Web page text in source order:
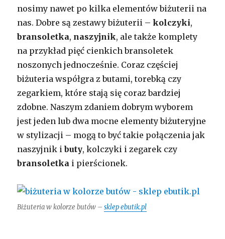
nosimy nawet po kilka elementów biżuterii na
nas. Dobre są zestawy biżuterii –kolczyki,
bransoletka, naszyjnik, ale także komplety
na przykład pięć cienkich bransoletek
noszonych jednocześnie. Coraz częściej
biżuteria współgra z butami, torebką czy
zegarkiem, które stają się coraz bardziej
zdobne. Naszym zdaniem dobrym wyborem
jest jeden lub dwa mocne elementy biżuteryjne
w stylizacji – mogą to być takie połączenia jak
naszyjnik ibuty, kolczyki i zegarek czy
bransoletka i pierścionek.
Biżuteria w kolorze butów –sklep ebutik.pl